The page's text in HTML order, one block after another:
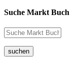
Suche Markt Buch
suchen